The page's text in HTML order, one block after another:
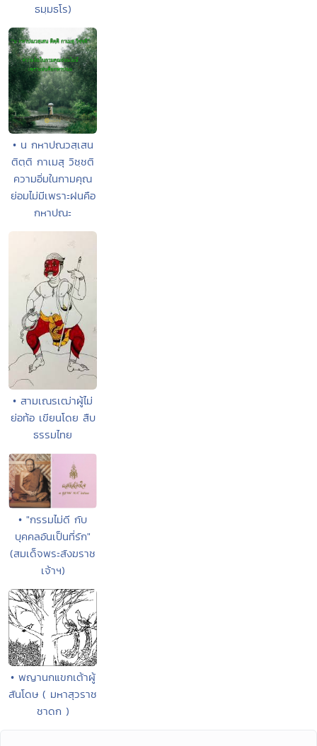
ธมฺมธโร)
• น กหาปณวสฺเสน
ติตฺติ กาเมสุ วิชฺชติ
ความอิ่มในกามคุณ
ย่อมไม่มีเพราะฝนคือ
กหาปณะ
• สามเณรเฒ่าผู้ไม่
ย่อท้อ เขียนโดย สืบ
ธรรมไทย
• "กรรมไม่ดี กับ
บุคคลอันเป็นที่รัก"
(สมเด็จพระสังฆราช
เจ้าฯ)
• พญานกแขกเต้าผู้
สันโดษ ( มหาสุวราช
ชาดก )